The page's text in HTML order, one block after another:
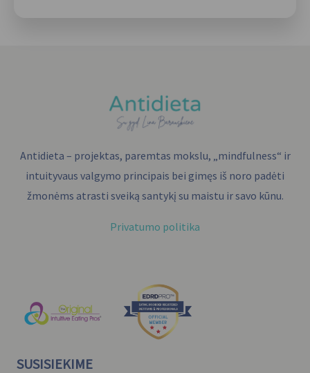
Antidieta – projektas, paremtas mokslu, „mindfulness“ ir
intuityvaus valgymo principais bei gimęs iš noro padėti
žmonėms atrasti sveiką santykį su maistu ir savo kūnu.
Privatumo politika
SUSISIEKIME